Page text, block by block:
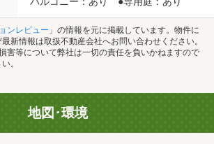
ンレビュー 」の情報を元に掲載しています。物件に
新情報は取扱不動産会社へお問い合わせください。
害等について弊社は一切の責任を負いかねますので
。
地図･環境